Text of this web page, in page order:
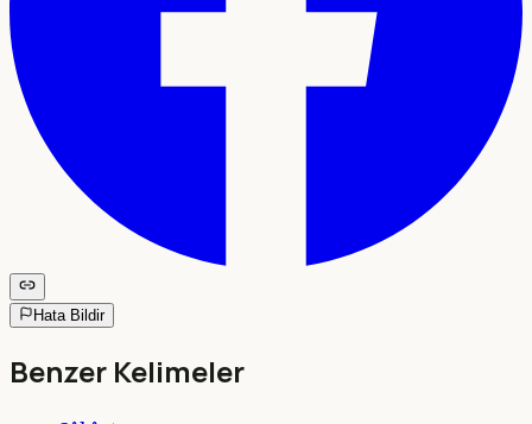
Hata Bildir
Benzer Kelimeler